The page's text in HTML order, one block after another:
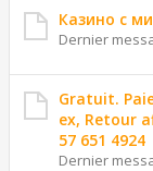
Казино с
Dernier
Gratuit.
ex, Retour
57 651 4924
Dernier